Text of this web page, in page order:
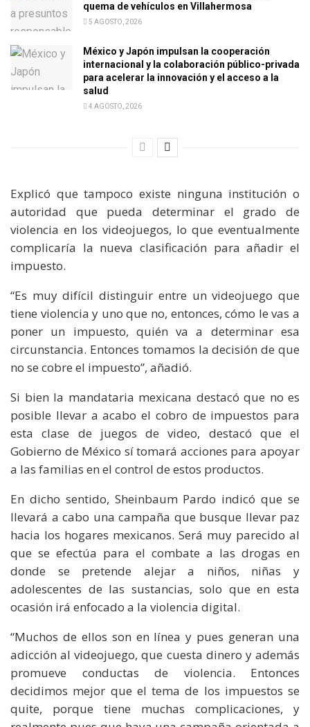
quema de vehículos en Villahermosa
5 AGOSTO, 2026
México y Japón impulsan la cooperación
internacional y la colaboración público-privada
para acelerar la innovación y el acceso a la
salud
4 AGOSTO, 2026
Explicó que tampoco existe ninguna institución o
autoridad que pueda determinar el grado de
violencia en los videojuegos, lo que eventualmente
complicaría la nueva clasificación para añadir el
impuesto.
“Es muy difícil distinguir entre un videojuego que
tiene violencia y uno que no, entonces, cómo le vas a
poner un impuesto, quién va a determinar esa
circunstancia. Entonces tomamos la decisión de que
no se cobre el impuesto”, añadió.
Si bien la mandataria mexicana destacó que no es
posible llevar a acabo el cobro de impuestos para
esta clase de juegos de video, destacó que el
Gobierno de México sí tomará acciones para apoyar
a las familias en el control de estos productos.
En dicho sentido, Sheinbaum Pardo indicó que se
llevará a cabo una campaña que busque llevar paz
hacia los hogares mexicanos. Será muy parecido al
que se efectúa para el combate a las drogas en
donde se pretende alejar a niños, niñas y
adolescentes de las sustancias, solo que en esta
ocasión irá enfocado a la violencia digital.
“Muchos de ellos son en línea y pues generan una
adicción al videojuego, que cuesta dinero y además
promueve conductas de violencia. Entonces
decidimos mejor que el tema de los impuestos se
quite, porque tiene muchas complicaciones, y